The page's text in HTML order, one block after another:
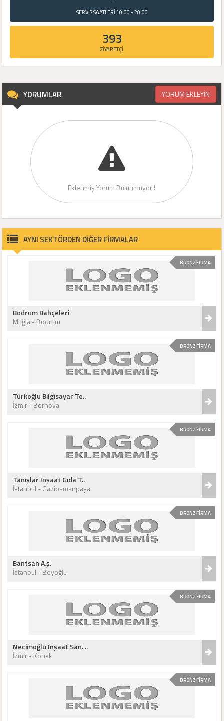
SERVİS SAATLERİ 10:00 - 20:00
393
ZİYARETÇİ
YORUMLAR YORUM EKLEYİN
Eklenmiş Yorum Bulunmuyor !
AYNI SEKTÖRDEN DİĞER FİRMALAR
BRONZ FİRMA
Bodrum Bahçeleri
Muğla - Bodrum
BRONZ FİRMA
Türkoğlu Bilgisayar Te..
İzmir - Bornova
BRONZ FİRMA
Tanışlar Inşaat Gıda T..
İstanbul - Gaziosmanpaşa
BRONZ FİRMA
Bantsan A.ş.
İstanbul - Beyoğlu
BRONZ FİRMA
Necimoğlu Inşaat San. ..
İzmir - Konak
BRONZ FİRMA